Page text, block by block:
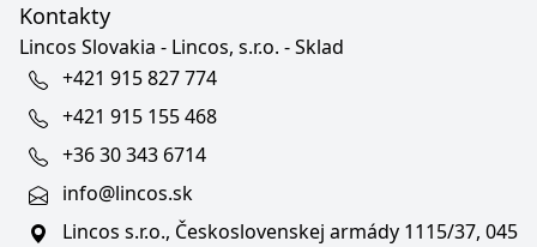
Kontakty
Lincos Slovakia - Lincos, s.r.o. - Sklad
+421 915 827 774
+421 915 155 468
+36 30 343 6714
info@lincos.sk
Lincos s.r.o., Československej armády 1115/37, 045